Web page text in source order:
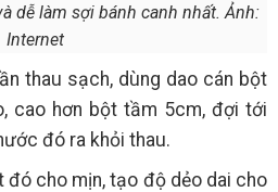
dễ làm sợi bánh canh nhất. Ảnh:
Internet
thau sạch, dùng dao cán bột
cao hơn bột tầm 5cm, đợi tới
đó ra khỏi thau.
đó cho mịn, tạo độ dẻo dai cho